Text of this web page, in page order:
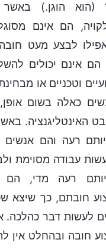
(הוא הוגן.) באשר
לקויה, הם אינם
אפילו לבצע מעט
הם אינם יכולים
וטכניים או
כאלה בשום
האינטליגנציה.
רעה והם
עבודה מסוימת
רעה מדי, הם
חובתם, כך שיצא
לעשות דבר כהלכה.
חובה ובהחלט